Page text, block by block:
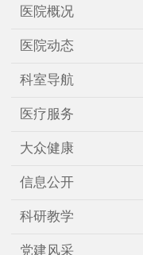
医院概况
医院动态
科室导航
医疗服务
大众健康
信息公开
科研教学
党建风采